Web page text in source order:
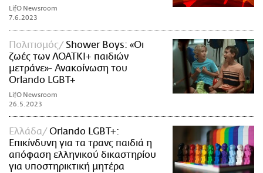
LifO Newsroom
7.6.2023
Πολιτισμός
Shower Boys: «Οι
ζωές των ΛΟΑΤΚΙ+ παιδιών
μετράνε»- Ανακοίνωση του
Orlando LGBT+
LifO Newsroom
26.5.2023
Ελλάδα
Orlando LGBT+:
Επικίνδυνη για τα τρανς παιδιά η
απόφαση ελληνικού δικαστηρίου
για υποστηρικτική μητέρα